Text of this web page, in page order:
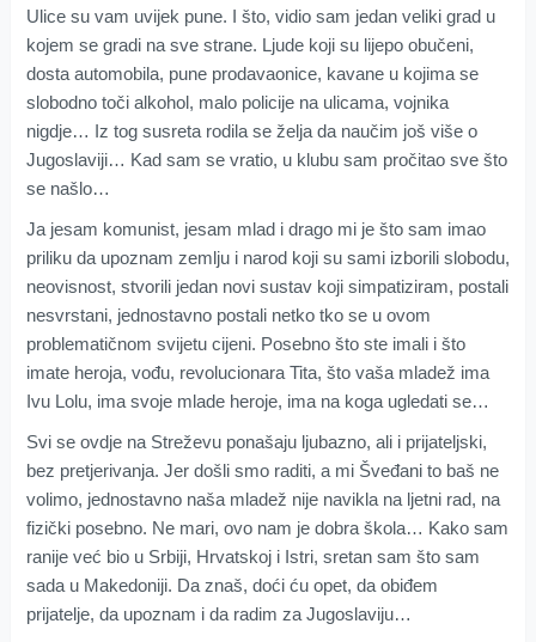
Ulice su vam uvijek pune. I što, vidio sam jedan veliki grad u
kojem se gradi na sve strane. Ljude koji su lijepo obučeni,
dosta automobila, pune prodavaonice, kavane u kojima se
slobodno toči alkohol, malo policije na ulicama, vojnika
nigdje… Iz tog susreta rodila se želja da naučim još više o
Jugoslaviji… Kad sam se vratio, u klubu sam pročitao sve što
se našlo…
Ja jesam komunist, jesam mlad i drago mi je što sam imao
priliku da upoznam zemlju i narod koji su sami izborili slobodu,
neovisnost, stvorili jedan novi sustav koji simpatiziram, postali
nesvrstani, jednostavno postali netko tko se u ovom
problematičnom svijetu cijeni. Posebno što ste imali i što
imate heroja, vođu, revolucionara Tita, što vaša mladež ima
Ivu Lolu, ima svoje mlade heroje, ima na koga ugledati se…
Svi se ovdje na Streževu ponašaju ljubazno, ali i prijateljski,
bez pretjerivanja. Jer došli smo raditi, a mi Šveđani to baš ne
volimo, jednostavno naša mladež nije navikla na ljetni rad, na
fizički posebno. Ne mari, ovo nam je dobra škola… Kako sam
ranije već bio u Srbiji, Hrvatskoj i Istri, sretan sam što sam
sada u Makedoniji. Da znaš, doći ću opet, da obiđem
prijatelje, da upoznam i da radim za Jugoslaviju…